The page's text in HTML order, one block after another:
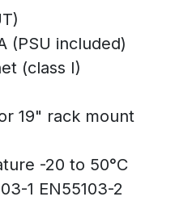
(PSU included)
(class I)
19" rack mount
-20 to 50°C
1 EN55103-2